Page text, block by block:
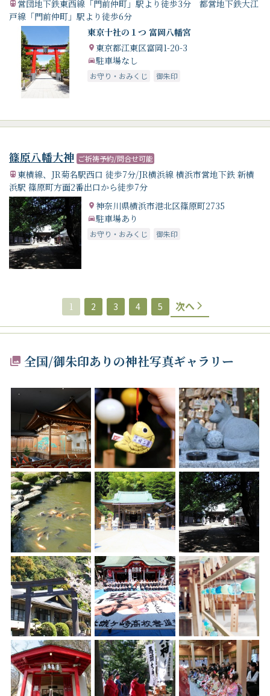
営団地下鉄東西線「門前仲町」駅より徒歩3分 都営地下鉄大江
戸線「門前仲町」駅より徒歩6分
東京十社の１つ 富岡八幡宮
東京都江東区富岡1-20-3
駐車場なし
お守り・おみくじ 御朱印
篠原八幡大神 ご祈祷予約/問合せ可能
東横線、JR菊名駅西口 徒歩7分/JR横浜線 横浜市営地下鉄 新横
浜駅 篠原町方面2番出口から徒歩7分
神奈川県横浜市港北区篠原町2735
駐車場あり
お守り・おみくじ 御朱印
1 2 3 4 5 次へ
全国/御朱印ありの神社写真ギャラリー